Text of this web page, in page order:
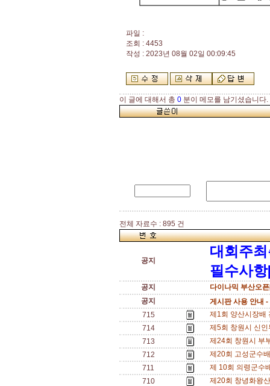
파일 :
조회 : 4453
작성 : 2023년 08월 02일 00:09:45
이 글에 대해서 총 0 분이 메모를 남기셨습니다.
전체 자료수 : 895 건
공지
대회주
필수사
공지
다이나믹 부산오
공지
게시판 사용 안내 -
715
제1회 양산시장배
714
제5회 창원시 신
713
제24회 창원시 부
712
제20회 고성군수
711
제 10회 의령군수
710
제20회 창녕화왕